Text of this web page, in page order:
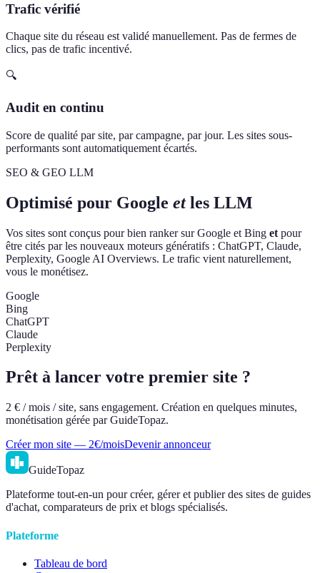
Trafic vérifié
Chaque site du réseau est validé manuellement. Pas de fermes de
clics, pas de trafic incentivé.
🔍
Audit en continu
Score de qualité par site, par campagne, par jour. Les sites sous-
performants sont automatiquement écartés.
SEO & GEO LLM
Optimisé pour Google et les LLM
Vos sites sont conçus pour bien ranker sur Google et Bing et pour
être cités par les nouveaux moteurs génératifs : ChatGPT, Claude,
Perplexity, Google AI Overviews. Le trafic vient naturellement,
vous le monétisez.
Google
Bing
ChatGPT
Claude
Perplexity
Prêt à lancer votre premier site ?
2 € / mois / site, sans engagement. Création en quelques minutes,
monétisation gérée par GuideTopaz.
Créer mon site — 2€/moisDevenir annonceur
GuideTopaz
Plateforme tout-en-un pour créer, gérer et publier des sites de guides
d'achat, comparateurs de prix et blogs spécialisés.
Plateforme
Tableau de bord